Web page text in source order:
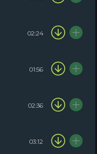
02:24
01:56
02:36
03:12